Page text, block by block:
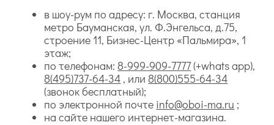
в шоу-рум по адресу: г. Москва, станция
метро Бауманская, ул. Ф.Энгельса, д.75,
строение 11, Бизнес-Центр «Пальмира», 1
этаж;
по телефонам: 8-999-909-7777(+whats app),
8(495)737-64-34 , или 8(800)555-64-34
(звонок бесплатный);
по электронной почте info@oboi-ma.ru ;
на сайте нашего интернет-магазина.